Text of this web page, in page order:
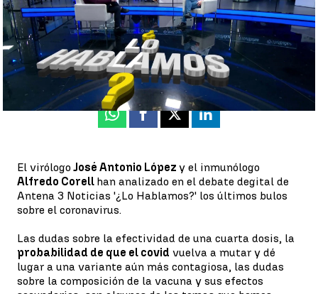
Belén Montero |Mónica Prado
Actualizado:19 de enero de 2022, 19:02
Publicado: 19 de enero de 2022, 17:29
Whatsapp
Facebook
X Linkedin
El virólogo José Antonio López y el inmunólogo
Alfredo Corell han analizado en el debate degital de
Antena 3 Noticias '¿Lo Hablamos?' los últimos bulos
sobre el coronavirus.
Las dudas sobre la efectividad de una cuarta dosis, la
probabilidad de que el covid vuelva a mutar y dé
lugar a una variante aún más contagiosa, las dudas
sobre la composición de la vacuna y sus efectos